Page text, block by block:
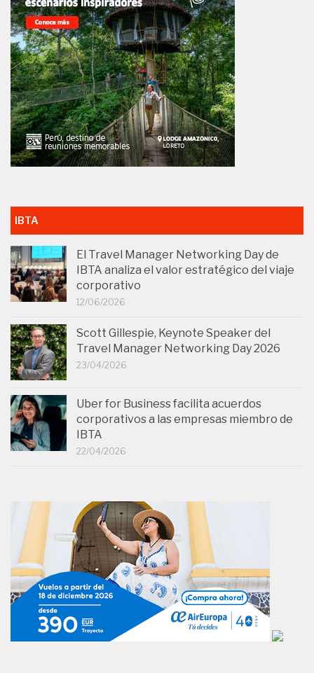
IBTA
El Travel Manager Networking Day de
IBTA analiza el valor estratégico del viaje
corporativo
12/06/2026
Scott Gillespie, Keynote Speaker del
Travel Manager Networking Day 2026
23/04/2026
Uber for Business facilita acuerdos
corporativos a las empresas miembro de
IBTA
22/04/2026